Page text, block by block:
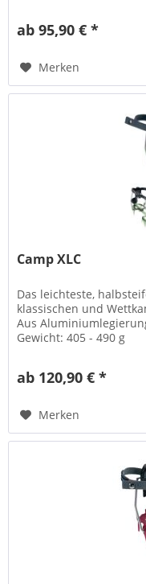
ab 95,90 € *
Merken
Camp XLC
Das leichteste,
klassischen und
Aus
Gewicht: 405 - 490 g
ab 120,90 € *
Merken